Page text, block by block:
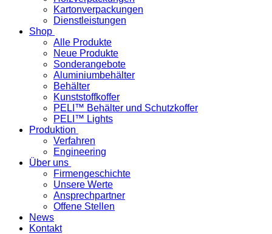
Kartonverpackungen
Dienstleistungen
Shop
Alle Produkte
Neue Produkte
Sonderangebote
Aluminiumbehälter
Behälter
Kunststoffkoffer
PELI™ Behälter und Schutzkoffer
PELI™ Lights
Produktion
Verfahren
Engineering
Über uns
Firmengeschichte
Unsere Werte
Ansprechpartner
Offene Stellen
News
Kontakt